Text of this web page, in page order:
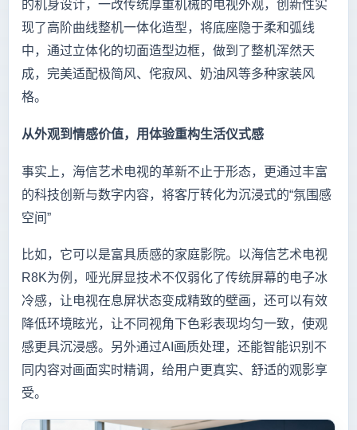
的机身设计，一改传统厚重机械的电视外观，创新性实
现了高阶曲线整机一体化造型，将底座隐于柔和弧线
中，通过立体化的切面造型边框，做到了整机浑然天
成，完美适配极简风、侘寂风、奶油风等多种家装风
格。
从外观到情感价值，用体验重构生活仪式感
事实上，海信艺术电视的革新不止于形态，更通过丰富
的科技创新与数字内容，将客厅转化为沉浸式的“氛围感
空间”
比如，它可以是富具质感的家庭影院。以海信艺术电视
R8K为例，哑光屏显技术不仅弱化了传统屏幕的电子冰
冷感，让电视在息屏状态变成精致的壁画，还可以有效
降低环境眩光，让不同视角下色彩表现均匀一致，使观
感更具沉浸感。另外通过AI画质处理，还能智能识别不
同内容对画面实时精调，给用户更真实、舒适的观影享
受。